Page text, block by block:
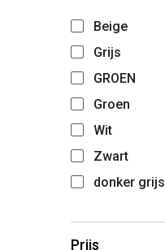
Beige
Grijs
GROEN
Groen
Wit
Zwart
donker grijs
Prijs